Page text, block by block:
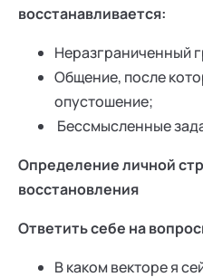
восстанавливается:
Неразграниченный
Общение, после
опустошение;
Бессмысленные
Определение личной
восстановления
Ответить себе на
В каком векторе я